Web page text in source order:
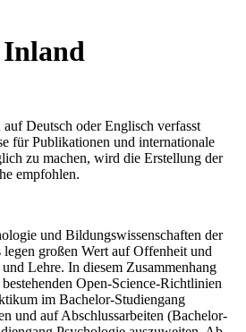
Deutsch oder Englisch verfasst
für Publikationen und internationale
zu machen, wird die Erstellung der
empfohlen.
und Bildungswissenschaften der
legen großen Wert auf Offenheit und
Lehre. In diesem Zusammenhang
Open-Science-Richtlinien
im Bachelor-Studiengang
und auf Abschlussarbeiten (Bachelor-